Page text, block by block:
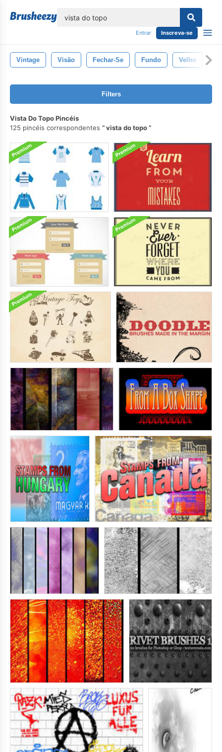
Entrar Inscreva-se
Vintage Visão Fechar-Se Fundo Velho
Filters
Vista Do Topo Pincéis
125 pincéis correspondentes
vista do topo